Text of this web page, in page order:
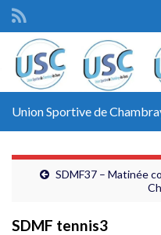
Search for:
Union Sportive de
SDMF37 – Matinée
SDMF tennis3